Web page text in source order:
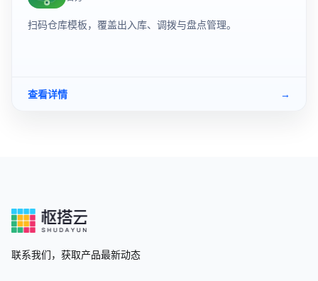
扫码仓库模板，覆盖出入库、调拨与盘点管理。
查看详情 →
联系我们，获取产品最新动态